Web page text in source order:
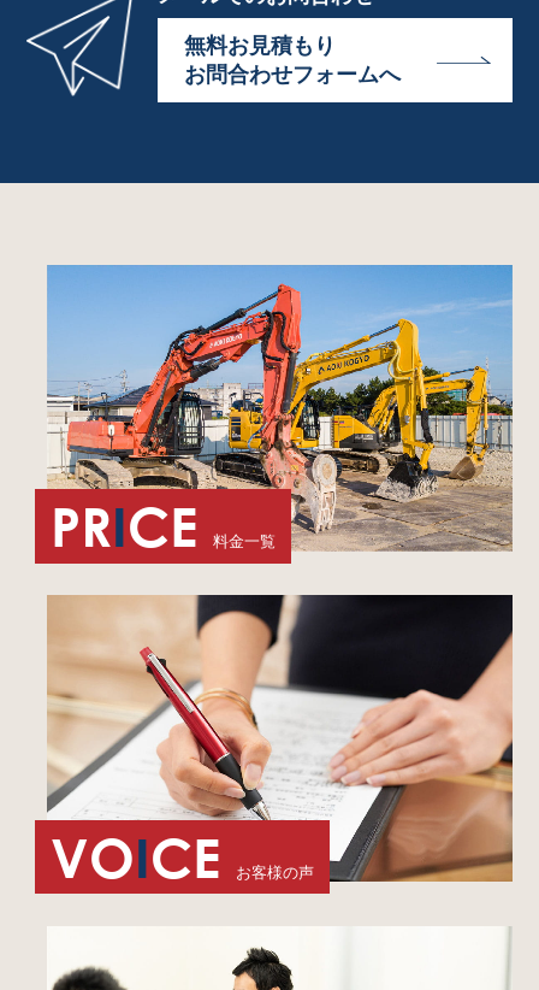
無料お見積もり
お問合わせフォームへ
PRICE 料金一覧
VOICE お客様の声